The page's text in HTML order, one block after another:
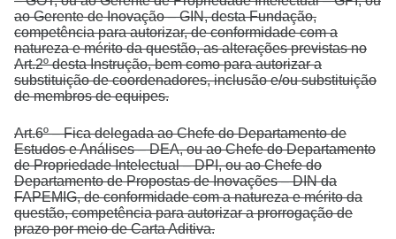
ao Gerente de Inovação – GIN, desta Fundação,
competência para autorizar, de conformidade com a
natureza e mérito da questão, as alterações previstas no
Art.2º desta Instrução, bem como para autorizar a
substituição de coordenadores, inclusão e/ou substituição
de membros de equipes.
Art.6º – Fica delegada ao Chefe do Departamento de
Estudos e Análises – DEA, ou ao Chefe do Departamento
de Propriedade Intelectual – DPI, ou ao Chefe do
Departamento de Propostas de Inovações – DIN da
FAPEMIG, de conformidade com a natureza e mérito da
questão, competência para autorizar a prorrogação de
prazo por meio de Carta Aditiva.